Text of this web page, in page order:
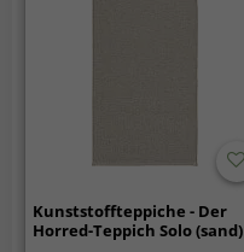
Kunststoffteppiche - Der
Horred-Teppich Solo (sand)